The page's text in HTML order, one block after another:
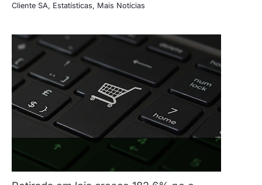
Cliente SA, Estatísticas, Mais Notícias